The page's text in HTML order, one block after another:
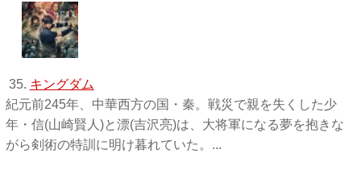
35. キングダム
紀元前245年、中華西方の国・秦。戦災で親を失くした少
年・信(山崎賢人)と漂(吉沢亮)は、大将軍になる夢を抱きな
がら剣術の特訓に明け暮れていた。...